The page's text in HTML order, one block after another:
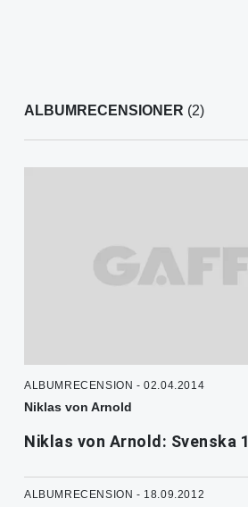
ALBUMRECENSIONER (2)
ALBUMRECENSION - 02.04.2014
Niklas von Arnold
Niklas von Arnold: Svenska 1
ALBUMRECENSION - 18.09.2012